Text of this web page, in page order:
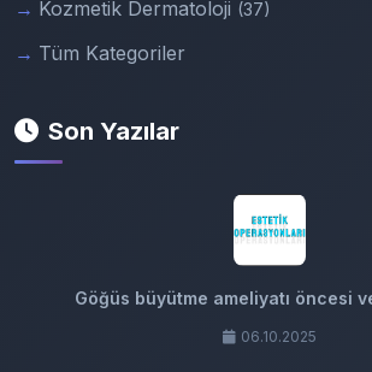
Kozmetik Dermatoloji (37)
Tüm Kategoriler
Son Yazılar
Göğüs büyütme ameliyatı öncesi
06.10.2025